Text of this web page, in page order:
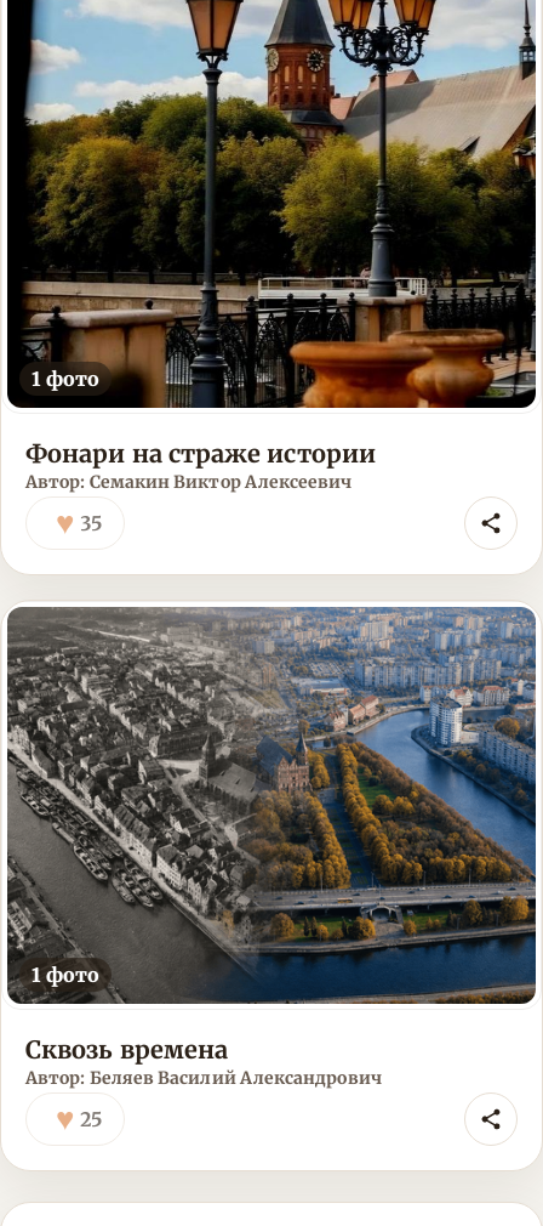
1 фото
Фонари на страже истории
Автор: Семакин Виктор Алексеевич
♥ 35
1 фото
Сквозь времена
Автор: Беляев Василий Александрович
♥ 25